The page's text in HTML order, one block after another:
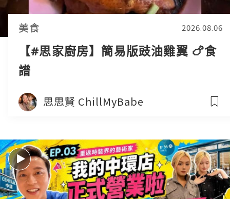
美食 2026.08.06
【#思家廚房】簡易版豉油雞翼 🍗食
譜
思思賢 ChillMyBabe